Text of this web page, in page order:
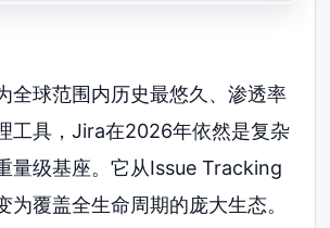
全球范围内历史最悠久、渗透率
工具，Jira在2026年依然是复杂
量级基座。它从Issue Tracking
为覆盖全生命周期的庞大生态。